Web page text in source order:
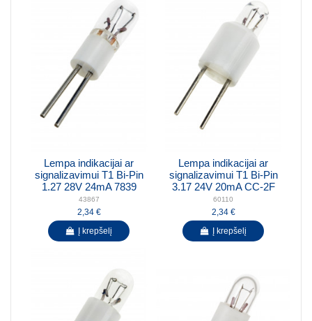
Lempa indikacijai ar
signalizavimui T1 Bi-Pin
1.27 28V 24mA 7839
43867
2,34 €
Į krepšelį
Lempa indikacijai ar
signalizavimui T1 Bi-Pin
3.17 24V 20mA CC-2F
60110
2,34 €
Į krepšelį